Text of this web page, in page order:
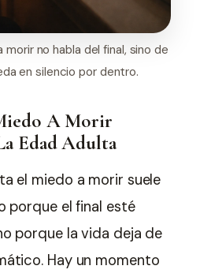
no habla del final, sino de
en silencio por dentro.
A Morir
Edad Adulta
el miedo a morir suele
porque el final esté
porque la vida deja de
Hay un momento